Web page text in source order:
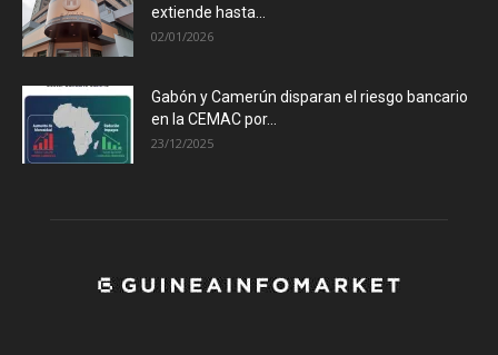
extiende hasta...
02/01/2026
Gabón y Camerún disparan el riesgo bancario
en la CEMAC por...
23/12/2025